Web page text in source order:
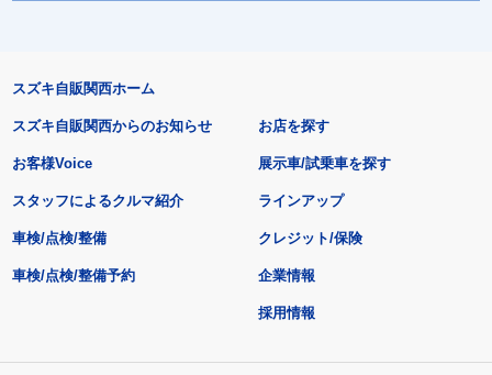
スズキ自販関西ホーム
スズキ自販関西からのお知らせ
お客様Voice
スタッフによるクルマ紹介
お店を探す
展示車/試乗車を探す
ラインアップ
車検/点検/整備 クレジット/保険
車検/点検/整備予約 企業情報
採用情報